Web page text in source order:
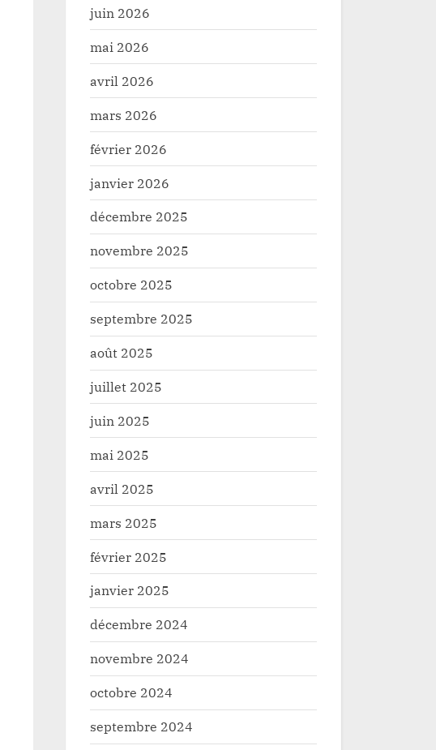
juin 2026
mai 2026
avril 2026
mars 2026
février 2026
janvier 2026
décembre 2025
novembre 2025
octobre 2025
septembre 2025
août 2025
juillet 2025
juin 2025
mai 2025
avril 2025
mars 2025
février 2025
janvier 2025
décembre 2024
novembre 2024
octobre 2024
septembre 2024